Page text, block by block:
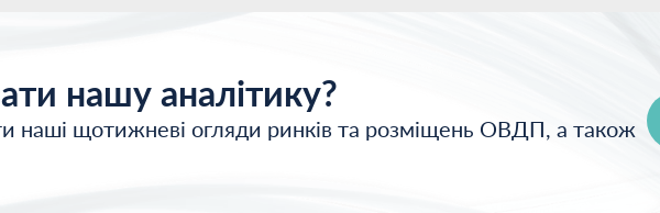
нашу аналітику?
наші щотижневі огляди ринків та розміщень ОВДП, а також